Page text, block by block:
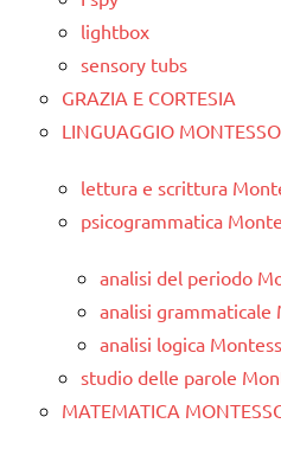
lightbox
sensory tubs
GRAZIA E CORTESIA
LINGUAGGIO
lettura e scrittura
psicogrammatica
analisi del periodo
analisi grammaticale
analisi logica
studio delle parole
MATEMATICA